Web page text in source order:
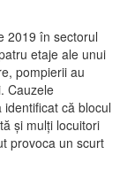
2019 în sectorul
etaje ale unui
pompierii au
Cauzele
că blocul
și mulți locuitori
provoca un scurt